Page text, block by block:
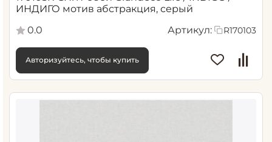
ИНДИГО мотив абстракция, серый
0.0
Артикул: R170103
Авторизуйтесь, чтобы купить